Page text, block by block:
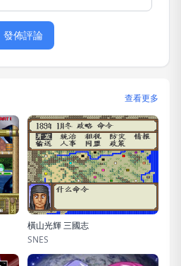
發佈評論
查看更多
橫山光輝 三國志
SNES